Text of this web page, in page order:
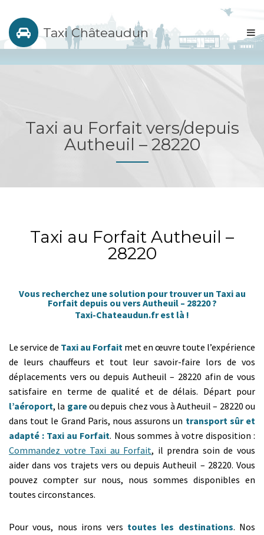
Taxi Châteaudun
Taxi au Forfait vers/depuis
Autheuil – 28220
Taxi au Forfait Autheuil –
28220
Vous recherchez une solution pour trouver un Taxi au
Forfait depuis ou vers Autheuil – 28220 ?
Taxi-Chateaudun.fr est là !
Le service de Taxi au Forfait met en œuvre toute l’expérience
de leurs chauffeurs et tout leur savoir-faire lors de vos
déplacements vers ou depuis Autheuil – 28220 afin de vous
satisfaire en terme de qualité et de délais. Départ pour
l’aéroport, la gareou depuis chez vous à Autheuil – 28220 ou
dans tout le Grand Paris, nous assurons un transport sûr et
adapté : Taxi au Forfait. Nous sommes à votre disposition :
Commandez votre Taxi au Forfait, il prendra soin de vous
aider dans vos trajets vers ou depuis Autheuil – 28220. Vous
pouvez compter sur nous, nous sommes disponibles en
toutes circonstances.
Pour vous, nous irons vers toutes les destinations. Nos